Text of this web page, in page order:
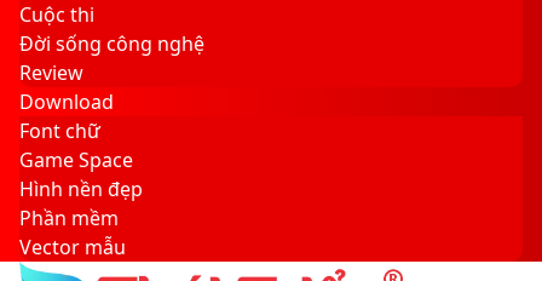
Cuộc thi
Đời sống công nghệ
Review
Download
Font chữ
Game Space
Hình nền đẹp
Phần mềm
Vector mẫu
Sidebar
Search